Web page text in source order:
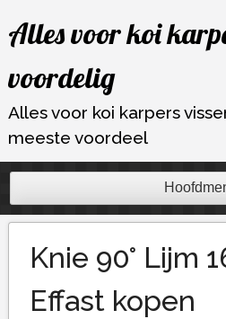
naar
inhoud
Alles voor koi
voordelig
Alles voor koi karpers
meeste voordeel
Knie 90° Lijm
Effast kopen